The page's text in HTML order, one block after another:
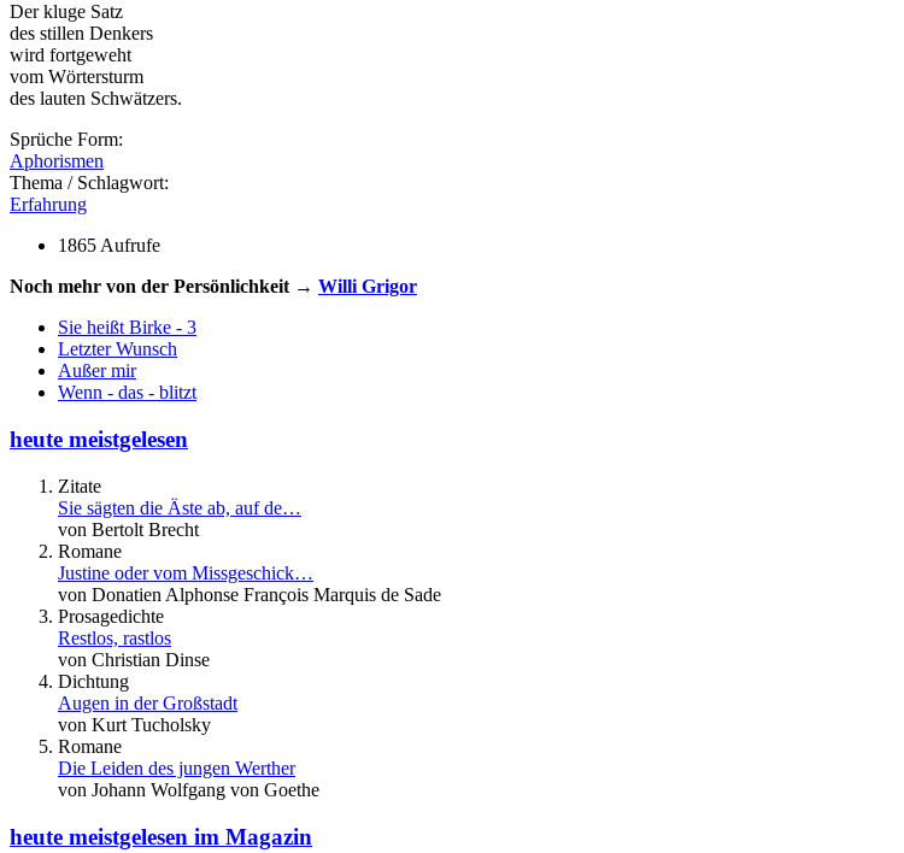
Der kluge Satz
des stillen Denkers
wird fortgeweht
vom Wörtersturm
des lauten Schwätzers.
Sprüche Form:
Aphorismen
Thema / Schlagwort:
Erfahrung
1865 Aufrufe
Noch mehr von der Persönlichkeit → Willi Grigor
Sie heißt Birke - 3
Letzter Wunsch
Außer mir
Wenn - das - blitzt
heute meistgelesen
Zitate
Sie sägten die Äste ab, auf de…
von Bertolt Brecht
Romane
Justine oder vom Missgeschick…
von Donatien Alphonse François Marquis de Sade
Prosagedichte
Restlos, rastlos
von Christian Dinse
Dichtung
Augen in der Großstadt
von Kurt Tucholsky
Romane
Die Leiden des jungen Werther
von Johann Wolfgang von Goethe
heute meistgelesen im Magazin